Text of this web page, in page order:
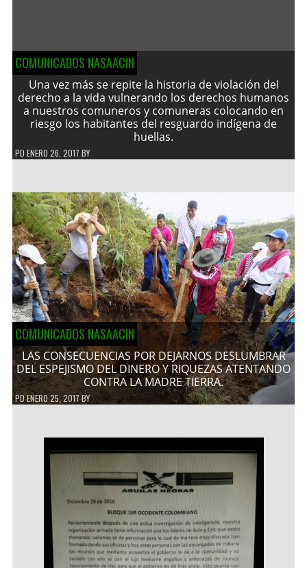
COMUNICADOS NASAACIN
Una vez más se repite la historia de violación del
derecho a la vida vulnerando los derechos humanos
a nuestros comuneros y comuneras colocando en
riesgo los habitantes del resguardo indígena de
huellas.
PD ENERO 26, 2017 BY
COMUNICADOS NASAACIN
LAS CONSECUENCIAS POR DEJARNOS DESLUMBRAR
DEL ESPEJISMO DEL DINERO Y RIQUEZAS ATENTANDO
CONTRA LA MADRE TIERRA.
PDENERO 25, 2017BY